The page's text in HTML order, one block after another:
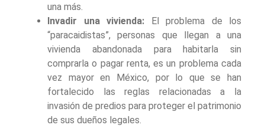
una más.
Invadir una vivienda: El problema de los
“paracaidistas”, personas que llegan a una
vivienda abandonada para habitarla sin
comprarla o pagar renta, es un problema cada
vez mayor en México, por lo que se han
fortalecido las reglas relacionadas a la
invasión de predios para proteger el patrimonio
de sus dueños legales.